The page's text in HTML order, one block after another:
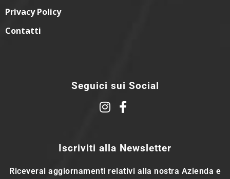
Privacy Policy
Contatti
Seguici sui Social
Iscriviti alla Newsletter
Riceverai aggiornamenti relativi alla nostra Azienda e